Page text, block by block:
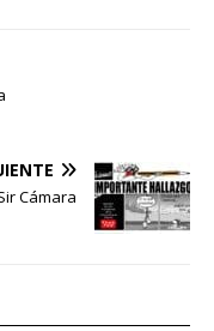
Cámara